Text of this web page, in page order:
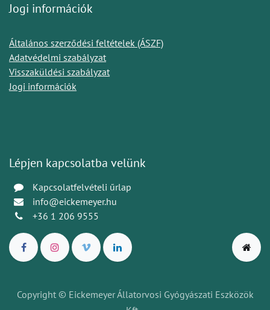
Jogi információk
Általános szerződési feltételek (ÁSZF)
Adatvédelmi szabályzat
Visszaküldési szabályzat
Jogi információk
Lépjen kapcsolatba velünk
Kapcsolatfelvételi űrlap
info@eickemeyer.hu
+36 1 206 9555
Copyright © Eickemeyer Állatorvosi Gyógyászati Eszközök